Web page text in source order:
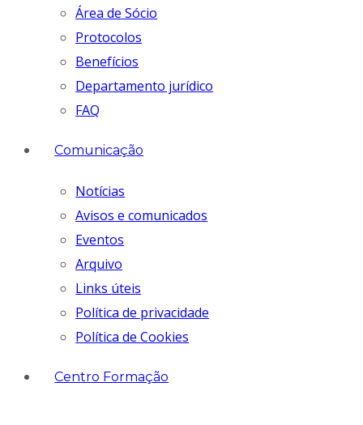
Área de Sócio
Protocolos
Benefícios
Departamento jurídico
FAQ
Comunicação
Notícias
Avisos e comunicados
Eventos
Arquivo
Links úteis
Política de privacidade
Política de Cookies
Centro Formação